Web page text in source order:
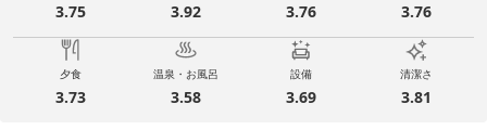
3.75 3.92 3.76 3.76
夕食
3.73
温泉・お風呂
3.58
設備
3.69
清潔さ
3.81